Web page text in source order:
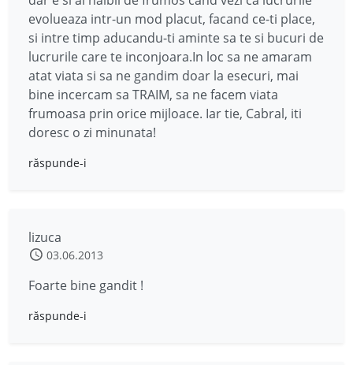
evolueaza intr-un mod placut, facand ce-ti place,
si intre timp aducandu-ti aminte sa te si bucuri de
lucrurile care te inconjoara.In loc sa ne amaram
atat viata si sa ne gandim doar la esecuri, mai
bine incercam sa TRAIM, sa ne facem viata
frumoasa prin orice mijloace. Iar tie, Cabral, iti
doresc o zi minunata!
răspunde-i
lizuca
03.06.2013
Foarte bine gandit !
răspunde-i